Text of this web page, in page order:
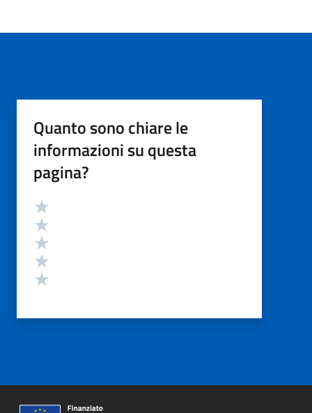
Quanto sono chiare le
informazioni su questa
pagina?
Valutazione